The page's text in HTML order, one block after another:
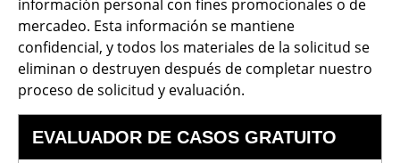
información personal con fines promocionales o de
mercadeo. Esta información se mantiene
confidencial, y todos los materiales de la solicitud se
eliminan o destruyen después de completar nuestro
proceso de solicitud y evaluación.
EVALUADOR DE CASOS GRATUITO